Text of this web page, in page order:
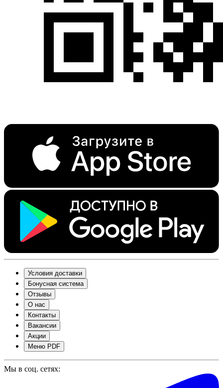
Условия доставки
Бонусная система
Отзывы
О нас
Контакты
Вакансии
Акции
Меню PDF
Мы в соц. сетях: